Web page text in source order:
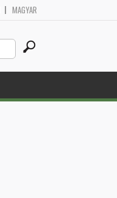
MAGYAR
Search
this
site